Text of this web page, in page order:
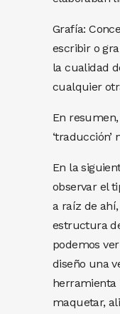
Grafía:
escribir o
la cualidad
cualquier
En
‘traducción’
En la
observar el
a raíz de
estructura
podemos
diseño una
herramienta
maquetar,